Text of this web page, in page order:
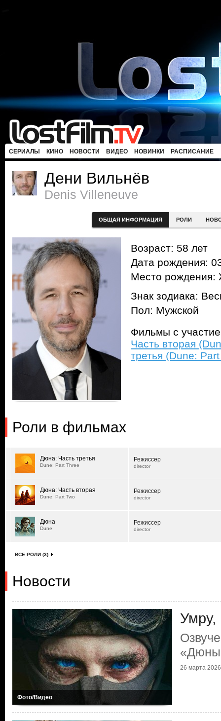
СЕРИАЛЫ КИНО НОВОСТИ ВИДЕО НОВИНКИ РАСПИСАНИЕ
Дени Вильнёв
Denis Villeneuve
ОБЩАЯ ИНФОРМАЦИЯ РОЛИ
Возраст: 58 лет
Дата рождения:
Место рождения:
Знак зодиака:
Пол: Мужской
Фильмы с
Часть вторая
третья (Dune:
Роли в фильмах
Дюна: Часть третья
Dune: Part Three
Режиссер
director
Дюна: Часть вторая
Dune: Part Two
Режиссер
director
Дюна
Dune
Режиссер
director
ВСЕ РОЛИ (3)
Новости
Фото/Видео
Умру,
26 марта 2026